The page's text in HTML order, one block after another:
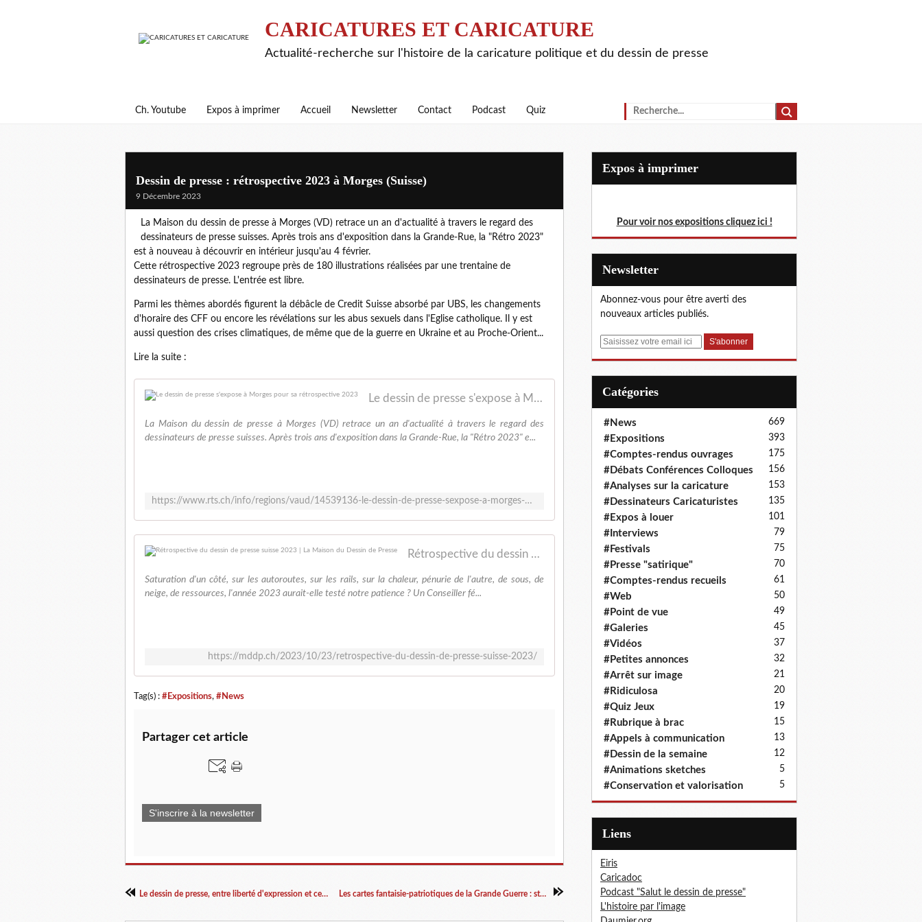
CARICATURES ET CARICATURE
Actualité-recherche sur l'histoire de la caricature politique et du dessin de presse
Ch. Youtube Expos à imprimer Accueil Newsletter Contact Podcast Quiz
Dessin de presse : rétrospective 2023 à Morges (Suisse)
9 Décembre 2023
La Maison du dessin de presse à Morges (VD) retrace un an d'actualité à travers le regard des
dessinateurs de presse suisses. Après trois ans d'exposition dans la Grande-Rue, la "Rétro 2023"
est à nouveau à découvrir en intérieur jusqu'au 4 février.
Cette rétrospective 2023 regroupe près de 180 illustrations réalisées par une trentaine de
dessinateurs de presse. L'entrée est libre.
Parmi les thèmes abordés figurent la débâcle de Credit Suisse absorbé par UBS, les changements
d'horaire des CFF ou encore les révélations sur les abus sexuels dans l'Eglise catholique. Il y est
aussi question des crises climatiques, de même que de la guerre en Ukraine et au Proche-Orient...
Lire la suite :
Le dessin de presse s'expose à Morges pour sa rétrospective 2023
La Maison du dessin de presse à Morges (VD) retrace un an d'actualité à travers le regard des
dessinateurs de presse suisses. Après trois ans d'exposition dans la Grande-Rue, la "Rétro 2023" e...
https://www.rts.ch/info/regions/vaud/14539136-le-dessin-de-presse-sexpose-a-morges-pour-sa-retrospective-2023.html
Rétrospective du dessin de presse suisse 2023 | La Maison du Dessin de Presse
Saturation d'un côté, sur les autoroutes, sur les rails, sur la chaleur, pénurie de l'autre, de sous, de
neige, de ressources, l'année 2023 aurait-elle testé notre patience ? Un Conseiller fé...
https://mddp.ch/2023/10/23/retrospective-du-dessin-de-presse-suisse-2023/
Tag(s) : #Expositions, #News
Partager cet article
S'inscrire à la newsletter
Le dessin de presse, entre liberté d'expression et censure : exposition itinérante à imprimer Les cartes fantaisie-patriotiques de la Grande Guerre : stéréotypes de genre et illusions fictionnelles
Expos à imprimer
Pour voir nos expositions cliquez ici !
Newsletter
Abonnez-vous pour être averti des
nouveaux articles publiés.
E
Catégories
#News 669
#Expositions 393
#Comptes-rendus ouvrages 175
#Débats Conférences Colloques 156
#Analyses sur la caricature 153
#Dessinateurs Caricaturistes 135
#Expos à louer 101
#Interviews 79
#Festivals 75
#Presse "satirique" 70
#Comptes-rendus recueils 61
#Web 50
#Point de vue 49
#Galeries 45
#Vidéos 37
#Petites annonces 32
#Arrêt sur image 21
#Ridiculosa 20
#Quiz Jeux 19
#Rubrique à brac 15
#Appels à communication 13
#Dessin de la semaine 12
#Animations sketches 5
#Conservation et valorisation 5
Liens
Eiris
Caricadoc
Podcast "Salut le dessin de presse"
L'histoire par l'image